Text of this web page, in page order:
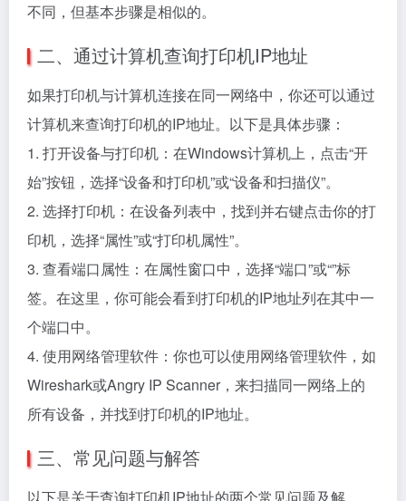
不同，但基本步骤是相似的。
二、通过计算机查询打印机IP地址
如果打印机与计算机连接在同一网络中，你还可以通过
计算机来查询打印机的IP地址。以下是具体步骤：
1. 打开设备与打印机：在Windows计算机上，点击“开
始”按钮，选择“设备和打印机”或“设备和扫描仪”。
2. 选择打印机：在设备列表中，找到并右键点击你的打
印机，选择“属性”或“打印机属性”。
3. 查看端口属性：在属性窗口中，选择“端口”或“”标
签。在这里，你可能会看到打印机的IP地址列在其中一
个端口中。
4. 使用网络管理软件：你也可以使用网络管理软件，如
Wireshark或Angry IP Scanner，来扫描同一网络上的
所有设备，并找到打印机的IP地址。
三、常见问题与解答